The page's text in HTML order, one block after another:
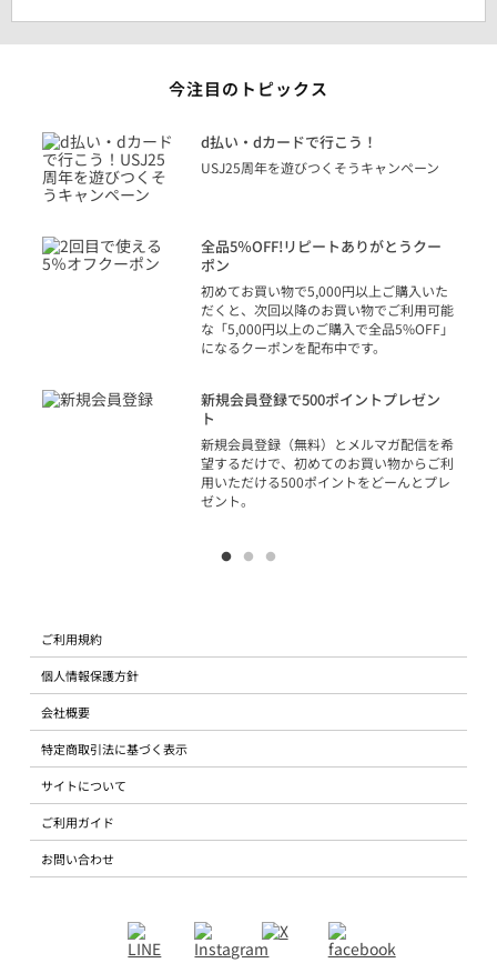
今注目のトピックス
d払い・dカードで行こう！
USJ25周年を遊びつくそうキャンペーン
全品5％OFF!リピートありがとうクー
ポン
初めてお買い物で5,000円以上ご購入いた
だくと、次回以降のお買い物でご利用可能
な「5,000円以上のご購入で全品5%OFF」
になるクーポンを配布中です。
新規会員登録で500ポイントプレゼン
ト
新規会員登録（無料）とメルマガ配信を希
望するだけで、初めてのお買い物からご利
用いただける500ポイントをどーんとプレ
ゼント。
ご利用規約
個人情報保護方針
会社概要
特定商取引法に基づく表示
サイトについて
ご利用ガイド
お問い合わせ